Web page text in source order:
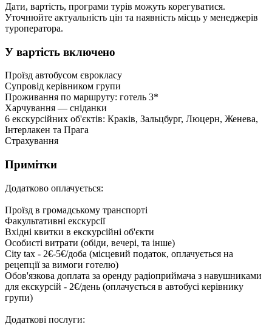
Дати, вартість, програми турів можуть корегуватися.
Уточнюйте актуальність цін та наявність місць у менеджерів
туроператора.
У вартість включено
Проїзд автобусом єврокласу
Супровід керівником групи
Проживання по маршруту: готель 3*
Харчування — сніданки
6 екскурсійних об'єктів: Краків, Зальцбург, Люцерн, Женева,
Інтерлакен та Прага
Страхування
Примітки
Додатково оплачується:
Проїзд в громадському транспорті
Факультативні екскурсії
Вхідні квитки в екскурсійні об'єкти
Особисті витрати (обіди, вечері, та інше)
City tax - 2€-5€/доба (місцевий податок, оплачується на
рецепції за вимоги готелю)
Обов'язкова доплата за оренду радіоприймача з навушниками
для екскурсій - 2€/день (оплачується в автобусі керівнику
групи)
Додаткові послуги: